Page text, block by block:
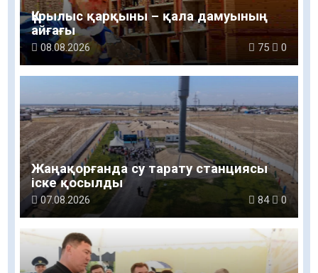
Құрылыс қарқыны – қала дамуының
айғағы
08.08.2026 75 0
Жаңақорғанда су тарату станциясы
іске қосылды
07.08.2026 84 0